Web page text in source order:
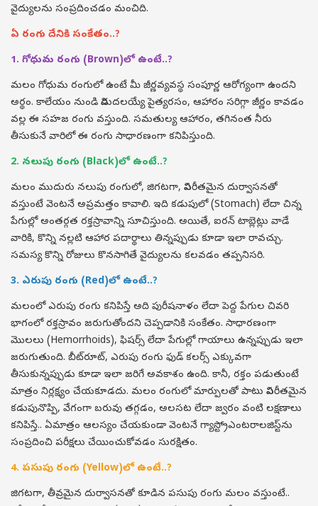
వైద్యులను సంప్రదించడం మంచిది.
ఏ రంగు దేనికి సంకేతం..?
1. గోధుమ రంగు (Brown)లో ఉంటే..?
మలం గోధుమ రంగులో ఉంటే మీ జీర్ణవ్యవస్థ సంపూర్ణ ఆరోగ్యంగా ఉందని
అర్థం. కాలేయం నుండి విడుదలయ్యే పైత్యరసం, ఆహారం సరిగ్గా జీర్ణం కావడం
వల్ల ఈ సహజ రంగు వస్తుంది. సమతుల్య ఆహారం, తగినంత నీరు
తీసుకునే వారిలో ఈ రంగు సాధారణంగా కనిపిస్తుంది.
2. నలుపు రంగు (Black)లో ఉంటే..?
మలం ముదురు నలుపు రంగులో, జిగటగా, విపరీతమైన దుర్వాసనతో
వస్తుంటే వెంటనే అప్రమత్తం కావాలి. ఇది కడుపులో (Stomach) లేదా చిన్న
పేగుల్లో అంతర్గత రక్తస్రావాన్ని సూచిస్తుంది. అయితే, ఐరన్ టాబ్లెట్లు వాడే
వారికి, కొన్ని నల్లటి ఆహార పదార్థాలు తిన్నప్పుడు కూడా ఇలా రావచ్చు.
సమస్య కొన్ని రోజులు కొనసాగితే వైద్యులను కలవడం తప్పనిసరి.
3. ఎరుపు రంగు (Red)లో ఉంటే..?
మలంలో ఎరుపు రంగు కనిపిస్తే అది పురీషనాళం లేదా పెద్ద పేగుల చివరి
భాగంలో రక్తస్రావం జరుగుతోందని చెప్పడానికి సంకేతం. సాధారణంగా
మొలలు (Hemorrhoids), ఫిషర్స్ లేదా పేగుల్లో గాయాలు ఉన్నప్పుడు ఇలా
జరుగుతుంది. బీట్‌రూట్, ఎరుపు రంగు ఫుడ్ కలర్స్ ఎక్కువగా
తీసుకున్నప్పుడు కూడా ఇలా జరిగే అవకాశం ఉంది. కానీ, రక్తం పడుతుంటే
మాత్రం నిర్లక్ష్యం చేయకూడదు. మలం రంగులో మార్పులతో పాటు విపరీతమైన
కడుపునొప్పి, వేగంగా బరువు తగ్గడం, అలసట లేదా జ్వరం వంటి లక్షణాలు
కనిపిస్తే.. ఏమాత్రం ఆలస్యం చేయకుండా వెంటనే గ్యాస్ట్రోఎంటరాలజిస్ట్‌ను
సంప్రదించి పరీక్షలు చేయించుకోవడం సురక్షితం.
4. పసుపు రంగు (Yellow)లో ఉంటే..?
జిగటగా, తీవ్రమైన దుర్వాసనతో కూడిన పసుపు రంగు మలం వస్తుంటే..